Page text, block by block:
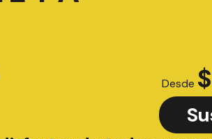
Desde $